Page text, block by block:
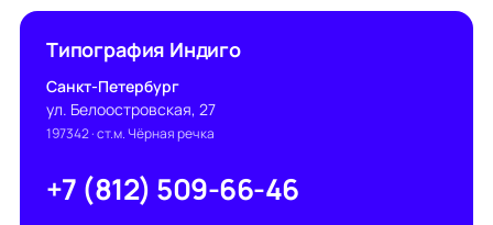
Типография Индиго
Санкт-Петербург
ул. Белоостровская, 27
197342· ст.м. Чёрная речка
+7 (812) 509-66-46